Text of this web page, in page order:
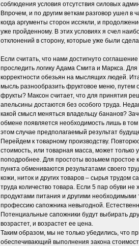
соблюдения условия отсутствия силовых
Впрочем, и по другим веткам разговор ушел в
когда аргументы сторон иссякли, и
уже пройденному. В этих условиях я счел
отклонений в сторону, которые уже были
Если считать, что нами достигнуто
проследить логику Адама Смита и Маркса.
корректности обезьян на мыслящих людей.
мысль разнообразить фруктовое меню, путем
фрукты? Максон считает, что для принятия
апельсины достаются без особого труда.
какой смысл меняться владельцу бананов?
обмене появляется необходимость лишь в
этом случае предполагаемый результат
Перейдем к товарному производству.
стоимость, или товарная масса, может
поподробнее. Для простоты возьмем простое
пункта обмениваются результатами своего
кожи, ниток и других товаров – сырья трудом
труда количество товара. Если 5 пар обуви
продуктами питания и другими необходимыми
профессию сапожника невыгодной.
Потенциальные сапожники будут выбирать
возрастет, и возрастет ее цена.
Таким образом, мы не только убедились, что
обеспечивающий выполнения закона